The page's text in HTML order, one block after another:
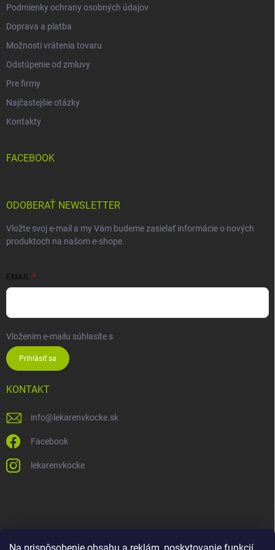
Podmienky ochrany osobných údajov
Doprava a platba
Možnosti vrátenia tovaru
Odstúpenie od zmluvy
Pre firmy
Najčastejšie otázky
Kontakty
FACEBOOK
ODOBERAŤ NEWSLETTER
Vložte svoj e-mail a my Vám budeme zasielať informácie o nových
produktoch na našom e-shope.
EMAIL
Vložením e-mailu súhlasíte s
Prihlásiť sa
KONTAKT
info@ lekarenvkocke.sk
Facebook
lekarenvkocke